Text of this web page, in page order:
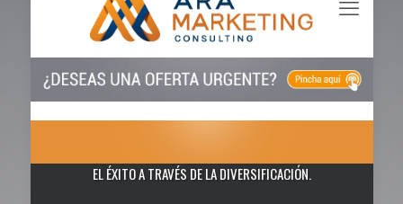
EL ÉXITO A TRAVÉS DE LA DIVERSIFICACIÓN.